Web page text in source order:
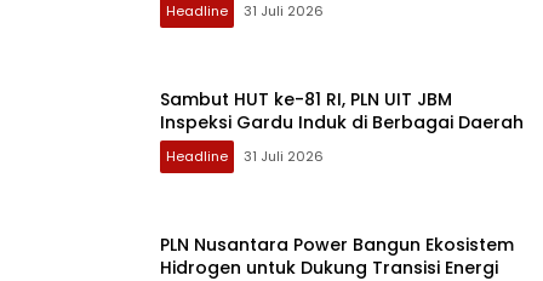
Headline 31 Juli 2026
Sambut HUT ke-81 RI, PLN UIT JBM
Inspeksi Gardu Induk di Berbagai Daerah
Headline 31 Juli 2026
PLN Nusantara Power Bangun Ekosistem
Hidrogen untuk Dukung Transisi Energi